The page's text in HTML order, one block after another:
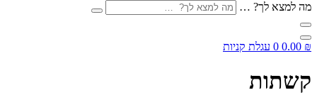
מה למצא לך? …
0.00 ₪
0 עגלת קניות
קשתות